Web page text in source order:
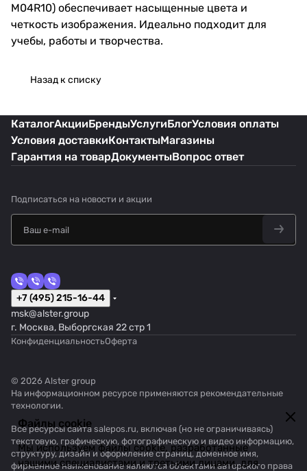
M04R10) обеспечивает насыщенные цвета и
четкость изображения. Идеально подходит для
учебы, работы и творчества.
Назад к списку
Файлы cookie
Мы используем файлы cookie, разработанные
нашими специалистами и третьими лицами, для
КаталогАкцииБрендыУслугиБлогУсловия оплаты
Условия доставкиКонтактыМагазины
Гарантия на товарДокументыВопрос ответ
Подписаться на новости и акции
+7 (495) 215-16-44
msk@alster.group
г. Москва, Выборгская 22 стр 1
КонфиденциальностьОферта
© 2026 Alster group
На информационном ресурсе применяются рекомендательные
технологии.
Все ресурсы сайта salepos.ru, включая (но не ограничиваясь)
текстовую, графическую, фотографическую и видео информацию,
структуру, дизайн и оформление страниц, доменное имя,
фирменное наименование являются объектами авторского права